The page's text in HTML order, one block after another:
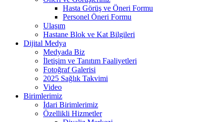
Hasta Görüş ve Öneri Formu
Personel Öneri Formu
Ulaşım
Hastane Blok ve Kat Bilgileri
Dijital Medya
Medyada Biz
İletişim ve Tanıtım Faaliyetleri
Fotoğraf Galerisi
2025 Sağlık Takvimi
Video
Birimlerimiz
İdari Birimlerimiz
Özellikli Hizmetler